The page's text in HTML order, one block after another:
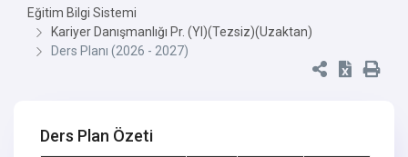
Eğitim Bilgi Sistemi
Kariyer Danışmanlığı Pr. (Yl)(Tezsiz)(Uzaktan)
Ders Planı (2026 - 2027)
Ders Plan Özeti